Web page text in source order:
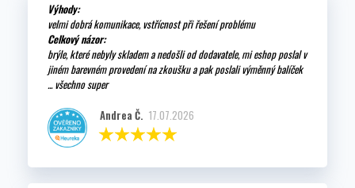
Výhody:
velmi dobrá komunikace, vstřícnost při řešení problému
Celkový názor:
brýle, které nebyly skladem a nedošli od dodavatele, mi eshop poslal v
jiném barevném provedení na zkoušku a pak poslali výměnný balíček
... všechno super
Andrea Č. 17.07.2026